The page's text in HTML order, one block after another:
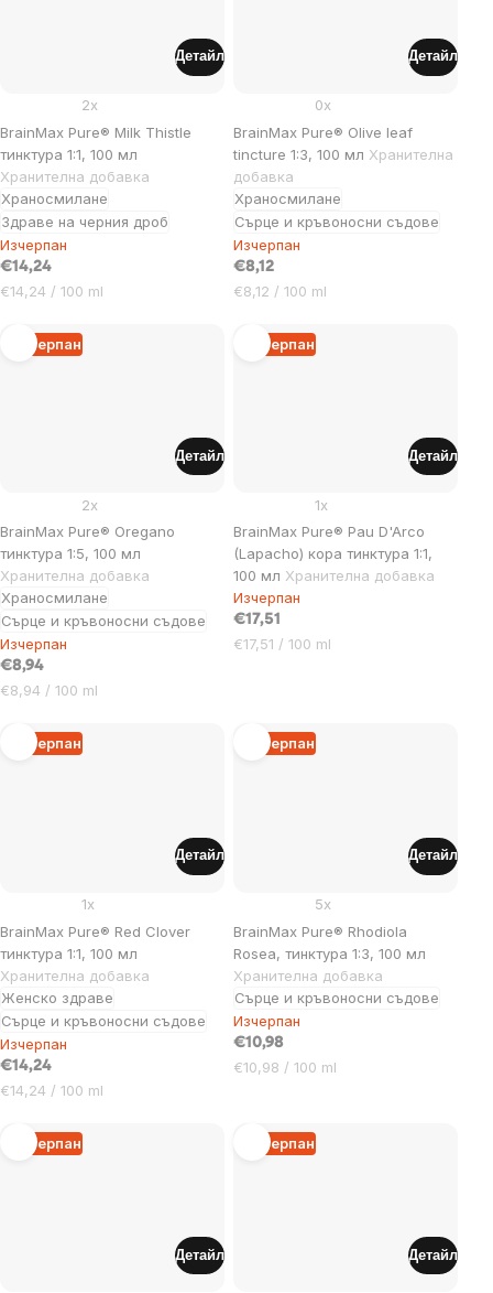
BrainMax Pure® Milk Thistle
тинктура 1:1, 100 мл
Хранителна добавка
Храносмилане
Здраве на черния дроб
2x
Изчерпан
€14,24
Цена
мярка:
€14,24 / 100 ml
Детайл
BrainMax Pure® Olive leaf
tincture 1:3, 100 мл Хранителна
добавка
Храносмилане
Сърце и кръвоносни съдове
0x
Изчерпан
€8,12
Цена
мярка:
€8,12 / 100 ml
Детайл
Изчерпан
BrainMax Pure® Oregano
тинктура 1:5, 100 мл
Хранителна добавка
Храносмилане
Сърце и кръвоносни съдове
2x
Изчерпан
€8,94
Цена
мярка:
€8,94 / 100 ml
Детайл
Изчерпан
BrainMax Pure® Pau D'Arco
(Lapacho) кора тинктура 1:1,
100 мл Хранителна добавка
1x
Изчерпан
€17,51
Цена
€17,51 / 100 ml
Детайл
Изчерпан
BrainMax Pure® Red Clover
тинктура 1:1, 100 мл
Хранителна добавка
Женско здраве
Сърце и кръвоносни съдове
1x
Изчерпан
€14,24
Цена
мярка:
€14,24 / 100 ml
Детайл
Изчерпан
BrainMax Pure® Rhodiola
Rosea, тинктура 1:3, 100 мл
Хранителна добавка
Сърце и кръвоносни съдове
5x
Изчерпан
€10,98
Цена
€10,98 / 100 ml
Детайл
Изчерпан
Детайл
Изчерпан
Детайл